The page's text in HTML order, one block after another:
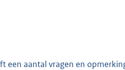
een aantal vragen en